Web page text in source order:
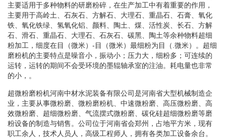
主要适用于多种物料的研磨粉碎，在生产加工中有着重要的作用，
主要用于高岭土、石灰石、方解石、大理石、重晶石、石膏、氧化
铁、氧化铁绿、氢氧化铝、颜料、陶土、煤、活性炭、长石、方解
石、滑石、重晶石、大理石、石灰石、碳黑、陶土等余种物料超细
粉加工，细度在目（微米）-目（微米）最细粉为目（.微米）。超细
磨粉机的主要特点是噪音小，振动小；压力大，细粉多；可连续的
运转，运转的期间不会受环境的墨辊轴承室的注油。耗电量也非常
的小，。
超微粉磨粉机河南中材水泥装备有限公司是河南省大型机械制造企
业，主要从事微粉磨、微粉磨粉机、中速微粉磨、高压微粉磨、高
效微粉磨、超细微粉磨、气流摆式微粉磨、碳化硅超细微粉磨等磨
粉设备的制造与销售。公司位于河南省会郑州，占地平方米，现有
职工余人，技术人员人，高级工程师人，拥有各类加工设备余台。